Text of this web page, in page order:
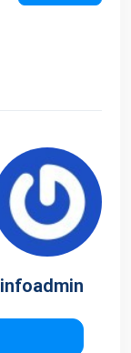
infoadmin